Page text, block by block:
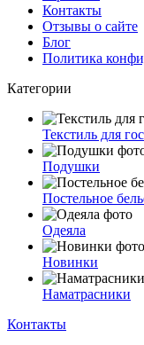
Контакты
Отзывы о сайте
Блог
Политика
Категории
Текстиль для
Подушки
Постельное
Одеяла
Новинки
Наматрасники
Контакты